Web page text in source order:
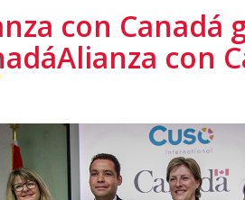
con Canadá
con